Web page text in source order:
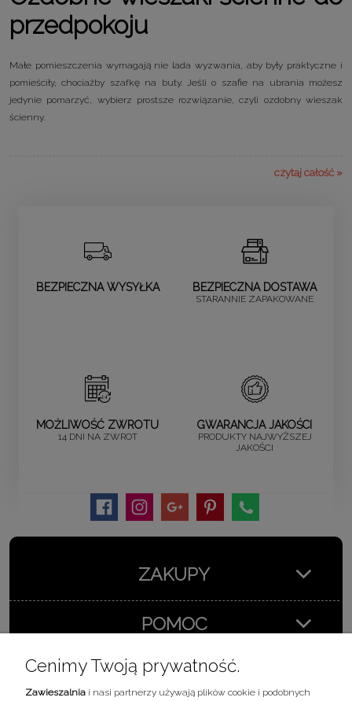
przedpokoju
Małe pomieszczenia wymagają nie lada wyzwania, aby były praktyczne i
pomieściły, chociażby szafkę na buty. Jeśli o szafie na ubrania możesz
jedynie pomarzyć, wybierz prostsze rozwiązanie, czyli ozdobny wieszak
ścienny.
czytaj całość »
BEZPIECZNA WYSYŁKA BEZPIECZNA DOSTAWA
STARANNIE ZAPAKOWANE
MOŻLIWOŚĆ ZWROTU
14 DNI NA ZWROT
GWARANCJA JAKOŚCI
PRODUKTY NAJWYŻSZEJ
JAKOŚCI
ZAKUPY
POMOC
MOJE KONTO
Cenimy Twoją prywatność.
Zawieszalnia i nasi partnerzy używają plików cookie i podobnych